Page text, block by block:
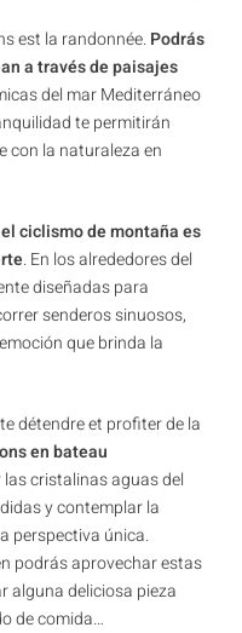
est la randonnée.Podrás
a través de paisajes
del mar Mediterráneo
te permitirán
con la naturaleza en
el ciclismo de montaña es
. En los alrededores del
diseñadas para
senderos sinuosos,
que brinda la
détendre et profiter de la
en bateau
cristalinas aguas del
y contemplar la
perspectiva única.
podrás aprovechar estas
alguna deliciosa pieza
de comida…